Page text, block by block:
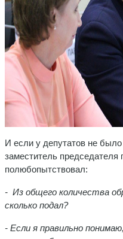
И если у депутатов не
заместитель
полюбопытствовал:
- Из общего количества
сколько подал?
- Если я правильно